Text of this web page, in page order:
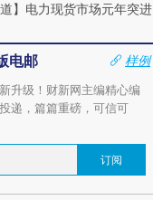
道】电力现货市场元年突进
电邮
样例
升级！财新网主编精心编
递，篇篇重磅，可信可
订阅